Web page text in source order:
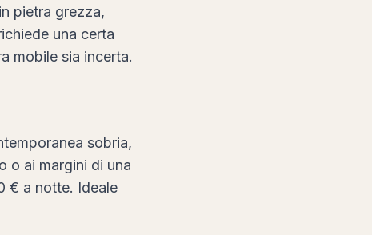
pietra grezza,
una certa
mobile sia incerta.
sobria,
o ai margini di una
€ a notte. Ideale